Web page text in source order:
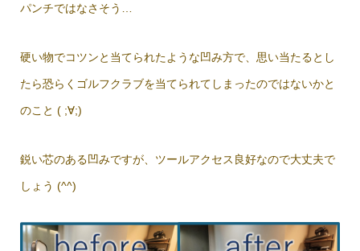
パンチではなさそう…
硬い物でコツンと当てられたような凹み方で、思い当たるとし
たら恐らくゴルフクラブを当てられてしまったのではないかと
のこと ( ;∀;)
鋭い芯のある凹みですが、ツールアクセス良好なので大丈夫で
しょう (^^)